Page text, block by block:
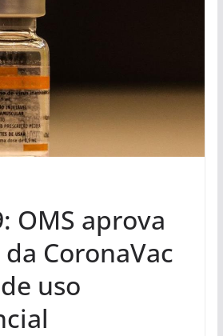
OMS aprova
CoronaVac
uso